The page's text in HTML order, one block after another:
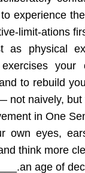
experience
limit-ations
physical
your
to rebuild
not naively, but
in One
own eyes,
think more
an age of